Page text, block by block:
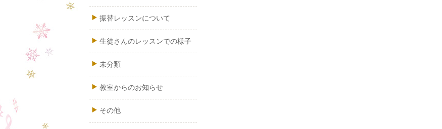
振替レッスンについて
生徒さんのレッスンでの様子
未分類
教室からのお知らせ
その他